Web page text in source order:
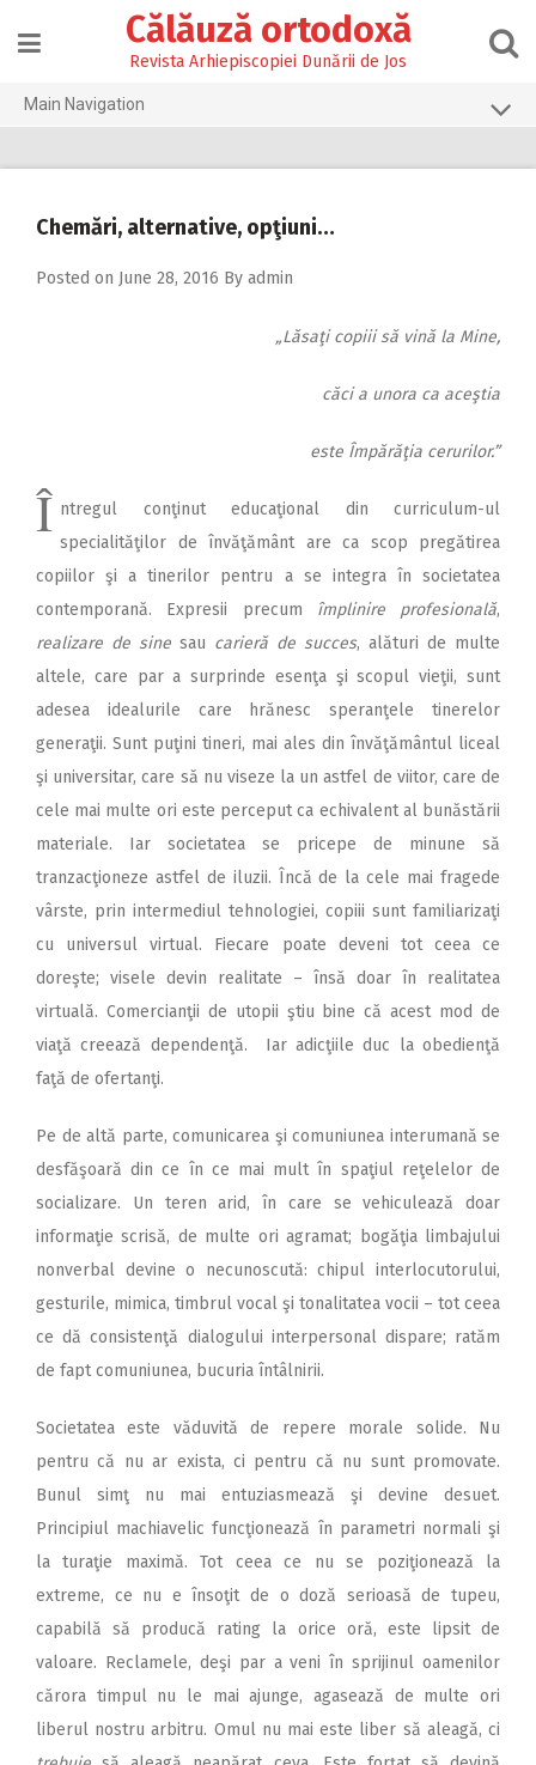
content
Călăuză ortodoxă
Revista Arhiepiscopiei Dunării de Jos
Main Navigation
2025
2024
2019
2018
2017
2016
2015
2013
2012
2010
2009
Chemări, alternative, opţiuni…
Posted on June 28, 2016 By admin
„Lăsaţi copiii să vină la Mine,
căci a unora ca aceştia
este Împărăţia cerurilor.”
Î ntregul conţinut educaţional din curriculum-ul
specialităţilor de învăţământ are ca scop pregătirea
copiilor şi a tinerilor pentru a se integra în societatea
contemporană. Expresii precum împlinire profesională,
realizare de sine sau carieră de succes, alături de multe
altele, care par a surprinde esenţa şi scopul vieţii, sunt
adesea idealurile care hrănesc speranţele tinerelor
generaţii. Sunt puţini tineri, mai ales din învăţământul liceal
şi universitar, care să nu viseze la un astfel de viitor, care de
cele mai multe ori este perceput ca echivalent al bunăstării
materiale. Iar societatea se pricepe de minune să
tranzacţioneze astfel de iluzii. Încă de la cele mai fragede
vârste, prin intermediul tehnologiei, copiii sunt familiarizaţi
cu universul virtual. Fiecare poate deveni tot ceea ce
doreşte; visele devin realitate – însă doar în realitatea
virtuală. Comercianţii de utopii ştiu bine că acest mod de
viaţă creează dependenţă. Iar adicţiile duc la obedienţă
faţă de ofertanţi.
Pe de altă parte, comunicarea şi comuniunea interumană se
desfăşoară din ce în ce mai mult în spaţiul reţelelor de
socializare. Un teren arid, în care se vehiculează doar
informaţie scrisă, de multe ori agramat; bogăţia limbajului
nonverbal devine o necunoscută: chipul interlocutorului,
gesturile, mimica, timbrul vocal şi tonalitatea vocii – tot ceea
ce dă consistenţă dialogului interpersonal dispare; ratăm
de fapt comuniunea, bucuria întâlnirii.
Societatea este văduvită de repere morale solide. Nu
pentru că nu ar exista, ci pentru că nu sunt promovate.
Bunul simţ nu mai entuziasmează şi devine desuet.
Principiul machiavelic funcţionează în parametri normali şi
la turaţie maximă. Tot ceea ce nu se poziţionează la
extreme, ce nu e însoţit de o doză serioasă de tupeu,
capabilă să producă rating la orice oră, este lipsit de
valoare. Reclamele, deşi par a veni în sprijinul oamenilor
cărora timpul nu le mai ajunge, agasează de multe ori
liberul nostru arbitru. Omul nu mai este liber să aleagă, ci